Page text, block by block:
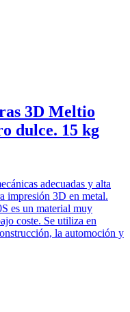
3D Meltio
dulce. 15 kg
adecuadas y alta
impresión 3D en metal.
es un material muy
coste. Se utiliza en
la automoción y